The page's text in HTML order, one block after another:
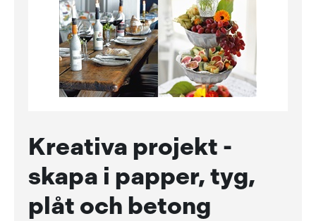
Kreativa projekt -
skapa i papper, tyg,
plåt och betong